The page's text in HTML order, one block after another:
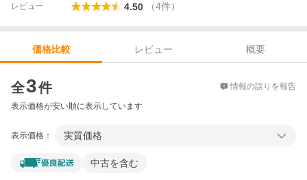
レビュー 4.50 （4件）
価格比較 レビュー
概要
全3件 情報の誤りを報告
表示価格が安い順に表示しています
表示価格： 実質価格
中古を含む